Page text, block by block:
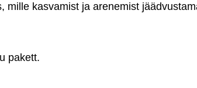
mille kasvamist ja arenemist
pakett.